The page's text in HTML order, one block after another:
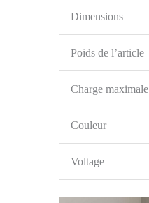
Dimensions
Poids de l’article
Charge maximale
Couleur
Voltage